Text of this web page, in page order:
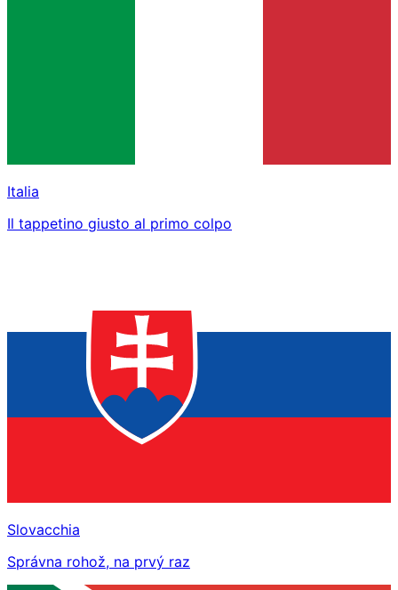
Italia
Il tappetino giusto al primo colpo
Slovacchia
Správna rohož, na prvý raz